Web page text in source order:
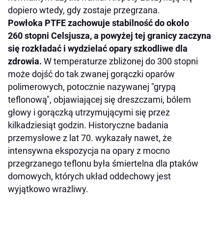
dopiero wtedy, gdy zostaje przegrzana.
Powłoka PTFE zachowuje stabilność do około
260 stopni Celsjusza, a powyżej tej granicy zaczyna
się rozkładać i wydzielać opary szkodliwe dla
zdrowia. W temperaturze zbliżonej do 300 stopni
może dojść do tak zwanej gorączki oparów
polimerowych, potocznie nazywanej "grypą
teflonową", objawiającej się dreszczami, bólem
głowy i gorączką utrzymującymi się przez
kilkadziesiąt godzin. Historyczne badania
przemysłowe z lat 70. wykazały nawet, że
intensywna ekspozycja na opary z mocno
przegrzanego teflonu była śmiertelna dla ptaków
domowych, których układ oddechowy jest
wyjątkowo wrażliwy.